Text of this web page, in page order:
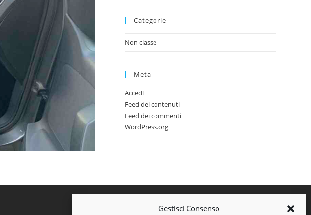
Gestisci Consenso
Categorie
Non classé
Meta
Accedi
Feed dei contenuti
Feed dei commenti
WordPress.org